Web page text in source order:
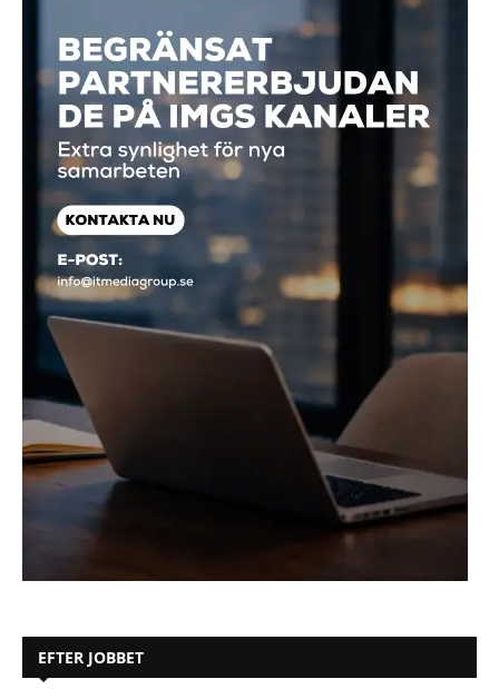
EFTER JOBBET